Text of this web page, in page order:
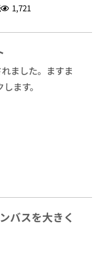
1,721
ました。ますま
ます。
バスを大きく